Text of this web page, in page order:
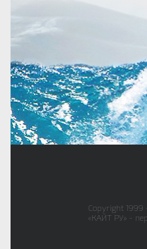
Copyright
«КАЙТ РУ» -